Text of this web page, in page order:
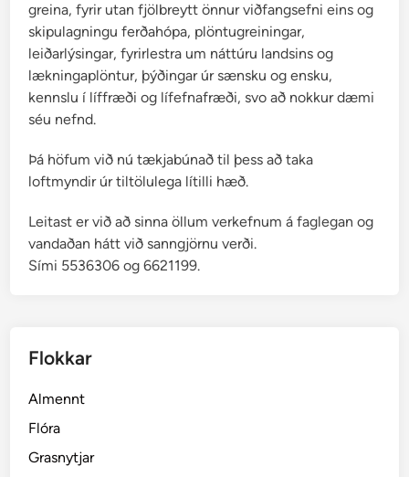
greina, fyrir utan fjölbreytt önnur viðfangsefni eins og
skipulagningu ferðahópa, plöntugreiningar,
leiðarlýsingar, fyrirlestra um náttúru landsins og
lækningaplöntur, þýðingar úr sænsku og ensku,
kennslu í líffræði og lífefnafræði, svo að nokkur dæmi
séu nefnd.
Þá höfum við nú tækjabúnað til þess að taka
loftmyndir úr tiltölulega lítilli hæð.
Leitast er við að sinna öllum verkefnum á faglegan og
vandaðan hátt við sanngjörnu verði.
Sími 5536306 og 6621199.
Flokkar
Almennt
Flóra
Grasnytjar